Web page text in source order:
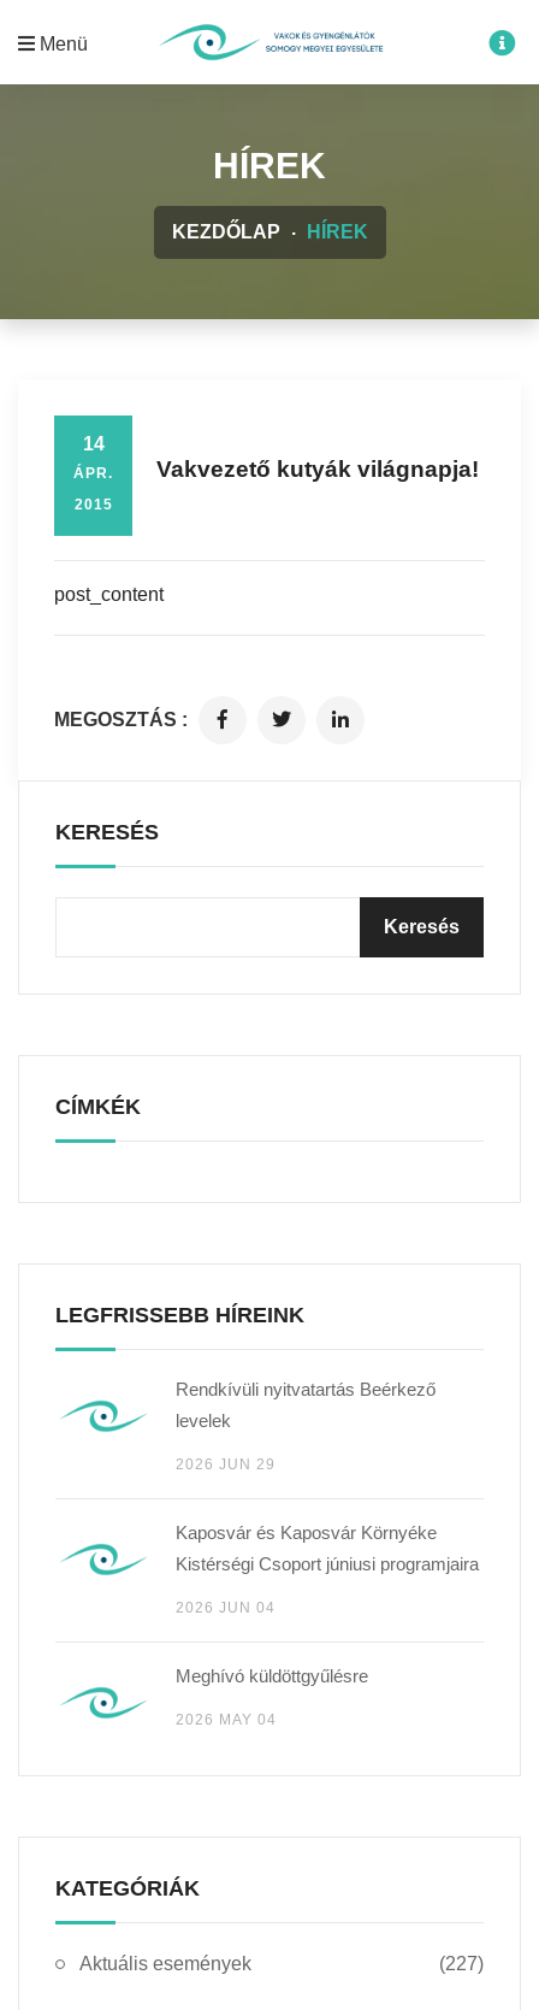
Menü
HÍREK
KEZDŐLAP HÍREK
14
ÁPR.
2015
Vakvezető kutyák világnapja!
post_content
MEGOSZTÁS :
KERESÉS
CÍMKÉK
LEGFRISSEBB HÍREINK
Rendkívüli nyitvatartás Beérkező
levelek
2026 JUN 29
Kaposvár és Kaposvár Környéke
Kistérségi Csoport júniusi programjaira
2026 JUN 04
Meghívó küldöttgyűlésre
2026 MAY 04
KATEGÓRIÁK
Aktuális események (227)